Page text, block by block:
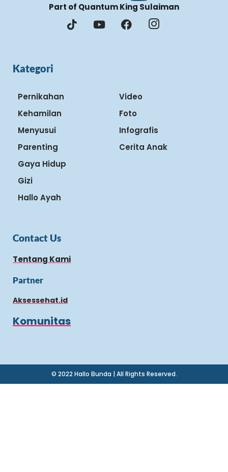
Part of Quantum King Sulaiman
Kategori
Pernikahan
Kehamilan
Menyusui
Parenting
Gaya Hidup
Gizi
Hallo Ayah
Video
Foto
Infografis
Cerita Anak
Contact Us
Tentang Kami
Partner
Aksessehat.id
Komunitas
© 2022 Hallo Bunda | All Rights Reserved.